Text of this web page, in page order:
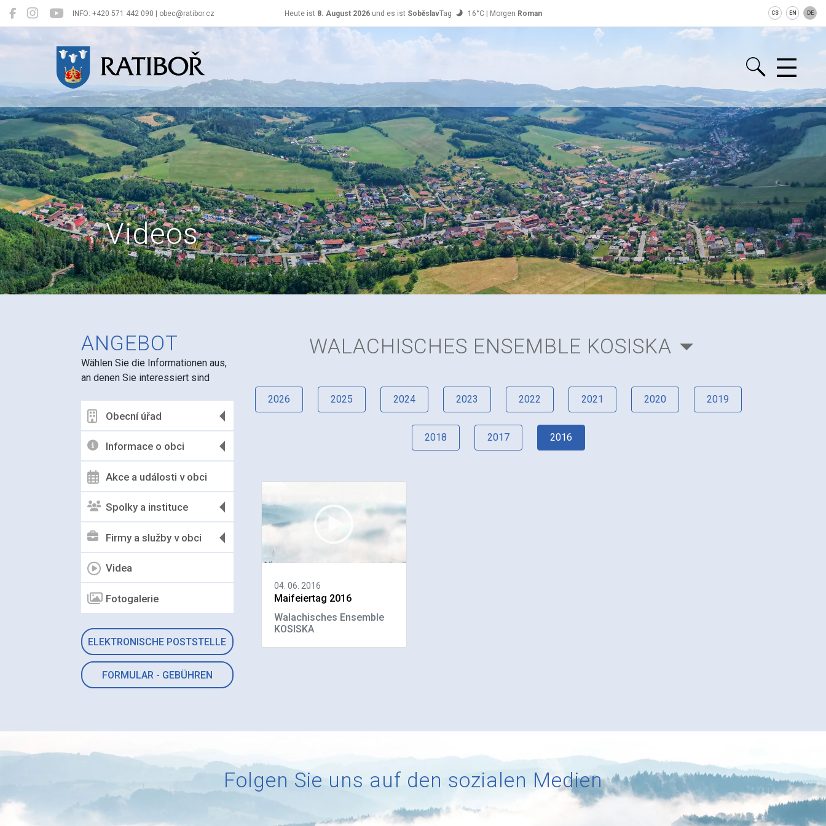
INFO: +420 571 442 090 | obec@ratibor.cz Heute ist 8. August 2026und es ist SoběslavTag 16°C | Morgen Roman
26°C
CS EN DE
Ratiboř
Videos
ANGEBOT
Wählen Sie die Informationen aus,
an denen Sie interessiert sind
Obecní úřad
Informace o obci
Akce a události v obci
Spolky a instituce
Firmy a služby v obci
Videa
Fotogalerie
ELEKTRONISCHE POSTSTELLE
FORMULAR - GEBÜHREN
WALACHISCHES ENSEMBLE KOSISKA
2026 2025 2024 2023 2022 2021 2020 2019
2018 2017 2016
04. 06. 2016
Maifeiertag 2016
Walachisches Ensemble
KOSISKA
Folgen Sie uns auf den sozialen Medien